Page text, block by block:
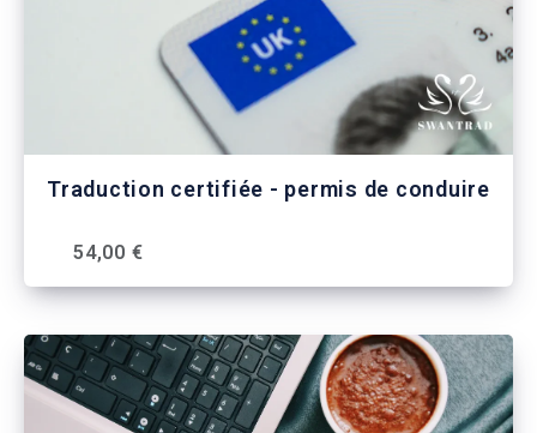
Traduction certifiée - permis de conduire
54,00 €